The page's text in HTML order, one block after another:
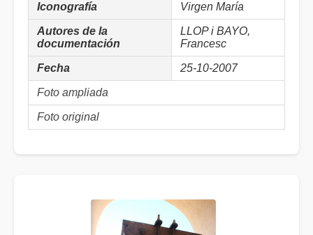
Iconografía Virgen María
Autores de la
documentación
LLOP i BAYO,
Francesc
Fecha 25-10-2007
Foto ampliada
Foto original